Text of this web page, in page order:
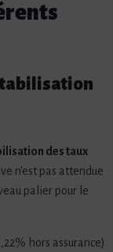
des taux
n'est pas attendue
palier pour le
hors assurance)